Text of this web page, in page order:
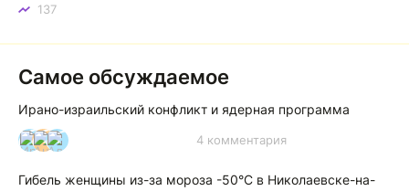
137
Самое обсуждаемое
Ирано-израильский конфликт и ядерная программа
И А А 4 комментария
Гибель женщины из-за мороза -50°C в Николаевске-на-